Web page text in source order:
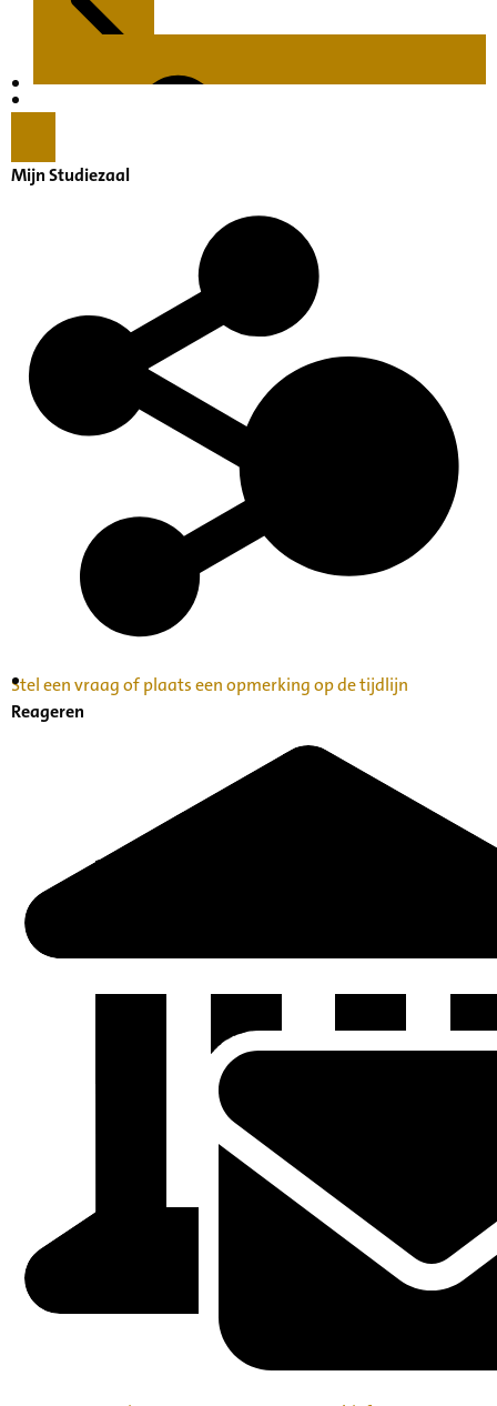
Inventaris Betekende partituren, geordend op
Mijn Studiezaal
Stel een vraag of plaats een opmerking op de tijdlijn
Reageren